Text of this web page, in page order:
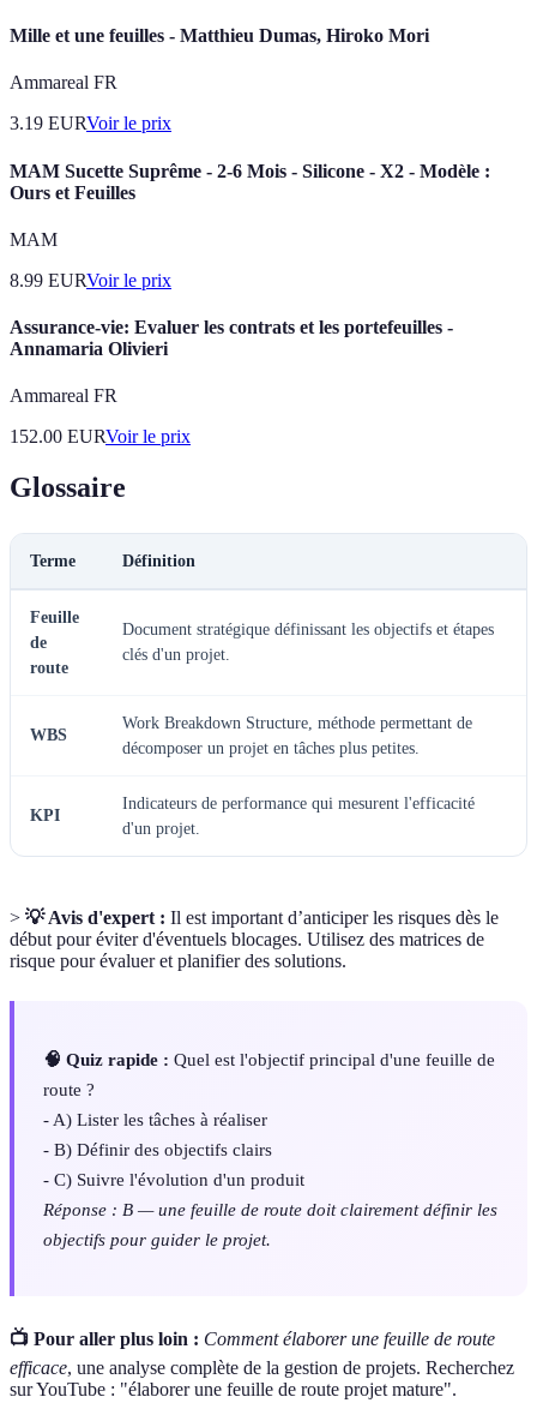
Mille et une feuilles - Matthieu Dumas, Hiroko Mori
Ammareal FR
3.19 EURVoir le prix
MAM Sucette Suprême - 2-6 Mois - Silicone - X2 - Modèle :
Ours et Feuilles
MAM
8.99 EURVoir le prix
Assurance-vie: Evaluer les contrats et les portefeuilles -
Annamaria Olivieri
Ammareal FR
152.00 EURVoir le prix
Glossaire
Terme Définition
Feuille
de
route
Document stratégique définissant les objectifs et étapes
clés d'un projet.
WBS
Work Breakdown Structure, méthode permettant de
décomposer un projet en tâches plus petites.
KPI
Indicateurs de performance qui mesurent l'efficacité
d'un projet.
> 💡 Avis d'expert : Il est important d’anticiper les risques dès le
début pour éviter d'éventuels blocages. Utilisez des matrices de
risque pour évaluer et planifier des solutions.
🧠 Quiz rapide : Quel est l'objectif principal d'une feuille de
route ?
- A) Lister les tâches à réaliser
- B) Définir des objectifs clairs
- C) Suivre l'évolution d'un produit
Réponse : B — une feuille de route doit clairement définir les
objectifs pour guider le projet.
📺 Pour aller plus loin : Comment élaborer une feuille de route
efficace, une analyse complète de la gestion de projets. Recherchez
sur YouTube : "élaborer une feuille de route projet mature".